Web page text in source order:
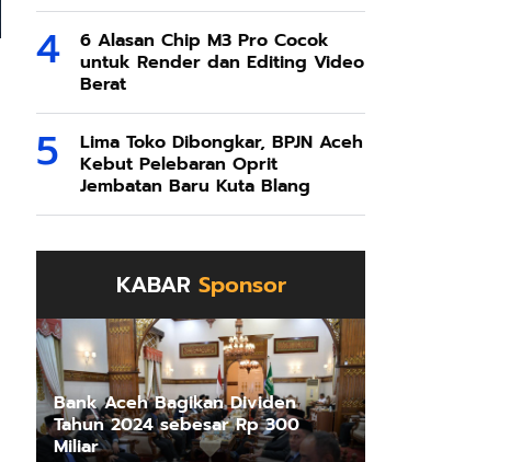
6 Alasan Chip M3 Pro Cocok
untuk Render dan Editing Video
Berat
Lima Toko Dibongkar, BPJN Aceh
Kebut Pelebaran Oprit
Jembatan Baru Kuta Blang
KABAR Sponsor
Bank Aceh Bagikan Dividen
Tahun 2024 sebesar Rp 300
Miliar